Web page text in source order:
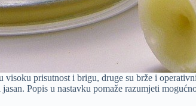
prisutnost i brigu, druge su brže i
Popis u nastavku pomaže razumjeti